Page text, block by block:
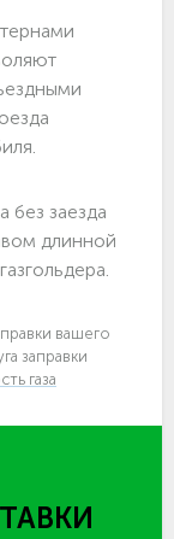
без заезда
длинной
вашего
заправки
газа